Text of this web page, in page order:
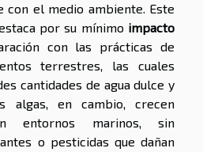
con el medio ambiente. Este
por su mínimo impacto
con las prácticas de
terrestres, las cuales
cantidades de agua dulce y
algas, en cambio, crecen
entornos marinos, sin
o pesticidas que dañan